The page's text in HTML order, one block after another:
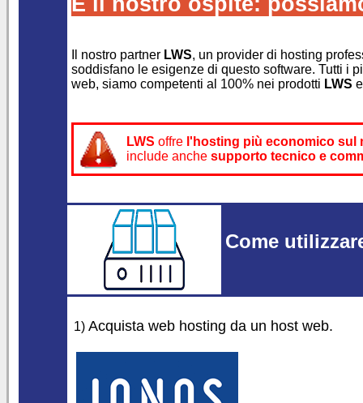
Il nostro partner LWS, un provider di hosting
soddisfano le esigenze di questo software. Tutti i
web, siamo competenti al 100% nei prodotti LWS
LWS offre l'hosting più economico sul
include anche supporto tecnico e
Come
1) Acquista web hosting da un host web.